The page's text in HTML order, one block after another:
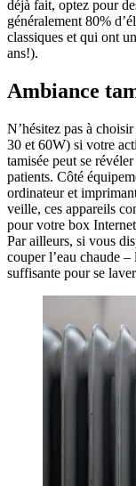
déjà fait, optez pour
généralement 80%
classiques et qui ont
ans!).
Ambiance
N’hésitez pas à
30 et 60W) si votre
tamisée peut se
patients. Côté
ordinateur et
veille, ces appareils
pour votre box
Par ailleurs, si vous
couper l’eau chaude
suffisante pour se